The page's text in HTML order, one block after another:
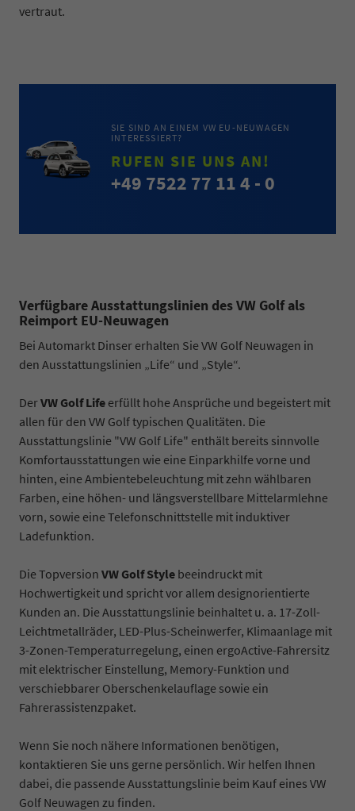
vertraut.
SIE SIND AN EINEM VW EU-NEUWAGEN
INTERESSIERT?
RUFEN SIE UNS AN!
+49 7522 77 11 4 - 0
Verfügbare Ausstattungslinien des VW Golf als
Reimport EU-Neuwagen
Bei Automarkt Dinser erhalten Sie VW Golf Neuwagen in
den Ausstattungslinien „Life“ und „Style“.
DerVW Golf Life erfüllt hohe Ansprüche und begeistert mit
allen für den VW Golf typischen Qualitäten. Die
Ausstattungslinie "VW Golf Life" enthält bereits sinnvolle
Komfortausstattungen wie eine Einparkhilfe vorne und
hinten, eine Ambientebeleuchtung mit zehn wählbaren
Farben, eine höhen- und längsverstellbare Mittelarmlehne
vorn, sowie eine Telefonschnittstelle mit induktiver
Ladefunktion.
Die Topversion VW Golf Style beeindruckt mit
Hochwertigkeit und spricht vor allem designorientierte
Kunden an. Die Ausstattungslinie beinhaltet u. a. 17-Zoll-
Leichtmetallräder, LED-Plus-Scheinwerfer, Klimaanlage mit
3-Zonen-Temperaturregelung, einen ergoActive-Fahrersitz
mit elektrischer Einstellung, Memory-Funktion und
verschiebbarer Oberschenkelauflage sowie ein
Fahrerassistenzpaket.
Wenn Sie noch nähere Informationen benötigen,
kontaktieren Sie uns gerne persönlich. Wir helfen Ihnen
dabei, die passende Ausstattungslinie beim Kauf eines VW
Golf Neuwagen zu finden.